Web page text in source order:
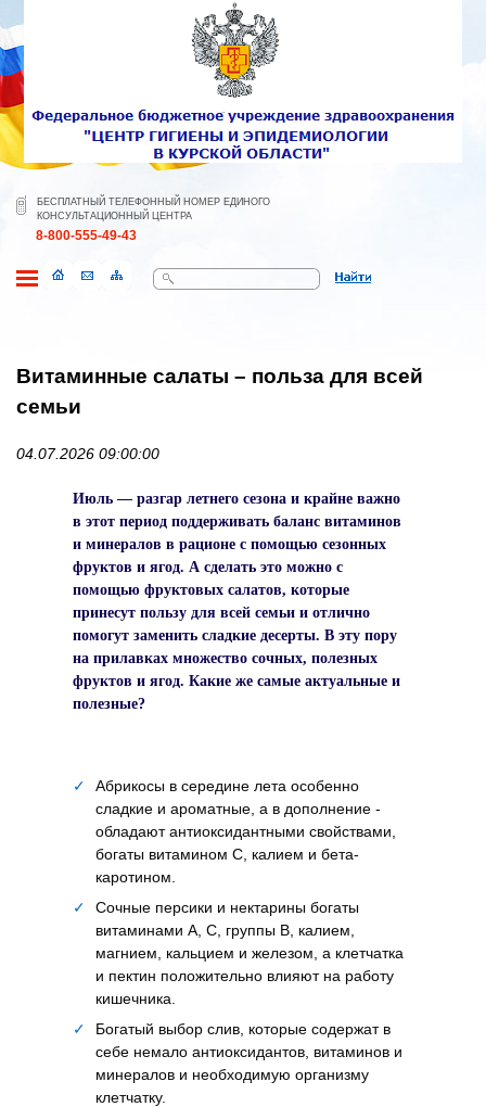
Поиск
БЕСПЛАТНЫЙ ТЕЛЕФОННЫЙ НОМЕР ЕДИНОГО
КОНСУЛЬТАЦИОННЫЙ ЦЕНТРА
8-800-555-49-43
Витаминные салаты – польза для всей
семьи
04.07.2026 09:00:00
Июль — разгар летнего сезона и крайне важно
в этот период поддерживать баланс витаминов
и минералов в рационе с помощью сезонных
фруктов и ягод. А сделать это можно с
помощью фруктовых салатов, которые
принесут пользу для всей семьи и отлично
помогут заменить сладкие десерты. В эту пору
на прилавках множество сочных, полезных
фруктов и ягод. Какие же самые актуальные и
полезные?
✓
Абрикосы в середине лета особенно
сладкие и ароматные, а в дополнение -
обладают антиоксидантными свойствами,
богаты витамином С, калием и бета-
каротином.
✓
Сочные персики и нектарины богаты
витаминами А, С, группы В, калием,
магнием, кальцием и железом, а клетчатка
и пектин положительно влияют на работу
кишечника.
✓
Богатый выбор слив, которые содержат в
себе немало антиоксидантов, витаминов и
минералов и необходимую организму
клетчатку.